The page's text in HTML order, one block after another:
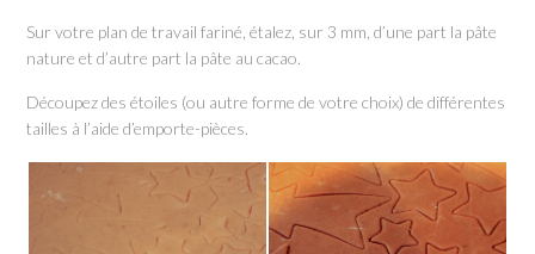
Sur votre plan de travail fariné, étalez, sur 3 mm, d’une part la pâte
nature et d’autre part la pâte au cacao.
Découpez des étoiles (ou autre forme de votre choix) de différentes
tailles à l’aide d’emporte-pièces.